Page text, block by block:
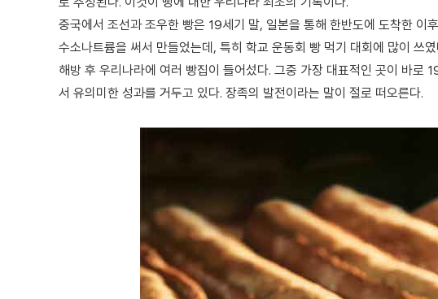
중국에서 조선과 조우한 빵은 19세기 말, 일본을 통해 한반도에 도착한 이
수소나트륨을 써서 만들었는데, 특히 학교 운동회 빵 먹기 대회에 많이 쓰
해방 후 우리나라에 여러 빵집이 들어섰다. 그중 가장 대표적인 곳이 바로
서 유의미한 성과를 거두고 있다. 장족의 발전이라는 말이 절로 떠오른다.